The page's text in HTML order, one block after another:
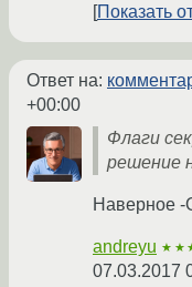
Показать
Ответ на:
+00:00
Флаги
решение
Наверное -
andreyu
07.03.2017